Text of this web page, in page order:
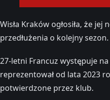
Wisła Kraków ogłosiła, że
przedłużenia o kolejny sezon.
27-letni Francuz występuje
reprezentował od lata 2023
potwierdzone przez klub.